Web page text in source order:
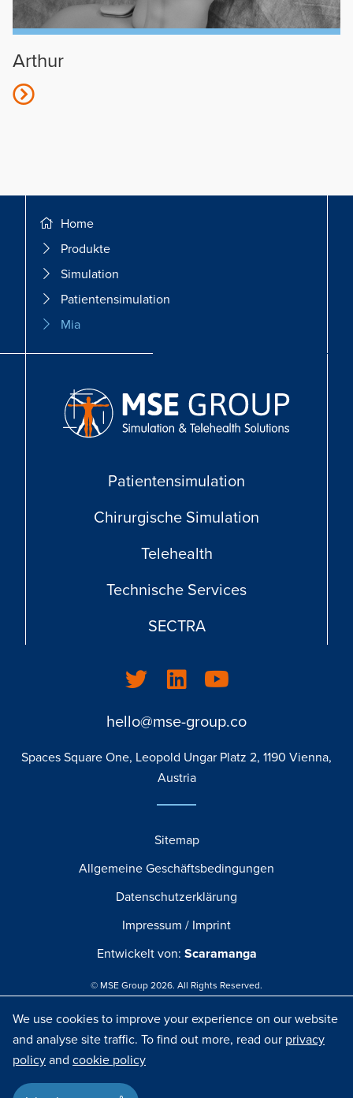
We use cookies to improve your experience on our website
and analyse site traffic. To find out more, read our privacy
policy and cookie policy
Arthur
Breadcrumb navigation
Home
Produkte
Simulation
Patientensimulation
Mia
Patientensimulation
Chirurgische Simulation
Telehealth
Technische Services
SECTRA
hello@mse-group.co
Spaces Square One, Leopold Ungar Platz 2, 1190 Vienna,
Austria
© MSE Group 2026. All Rights Reserved.
Sitemap
Allgemeine Geschäftsbedingungen
Datenschutzerklärung
Impressum / Imprint
Entwickelt von: Scaramanga
Sonderpreis für Lagerartikel anfragen